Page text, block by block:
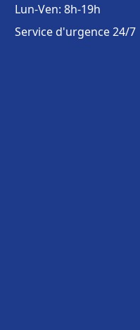
Lun-Ven: 8h-19h
Service d'urgence 24/7